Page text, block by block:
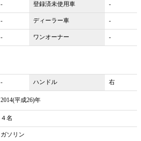
- 登録済未使用車 -
- ディーラー車 -
- ワンオーナー -
- ハンドル
右
2014(平成26)年
４名
ガソリン